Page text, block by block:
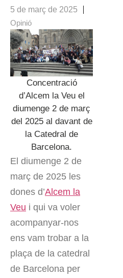
5 de març de 2025
Opinió
Concentració
d’Alcem la Veu el
diumenge 2 de març
del 2025 al davant de
la Catedral de
Barcelona.
El diumenge 2 de
març de 2025 les
dones d’Alcem la
Veu i qui va voler
acompanyar-nos
ens vam trobar a la
plaça de la catedral
de Barcelona per